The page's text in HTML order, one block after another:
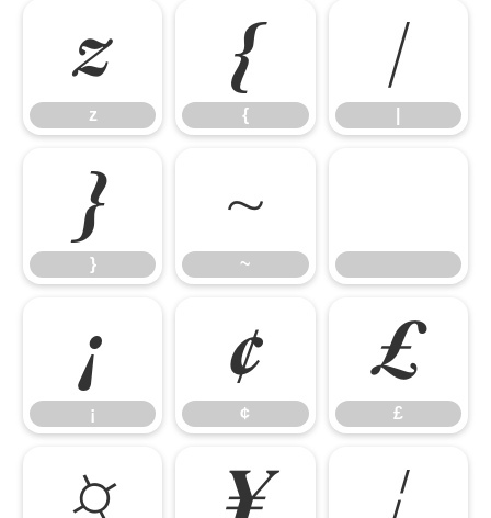
z
z
{
{
|
}
}
~
~
¡
¡
¢
¢
£
£
¤ ¥ ¦